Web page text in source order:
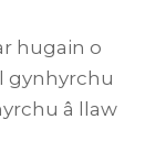
hugain o
gynhyrchu
â llaw